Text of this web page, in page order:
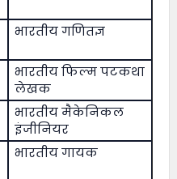
भारतीय गणितज्ञ
भारतीय फिल्म पटकथा
लेखक
भारतीय मैकेनिकल
इंजीनियर
भारतीय गायक